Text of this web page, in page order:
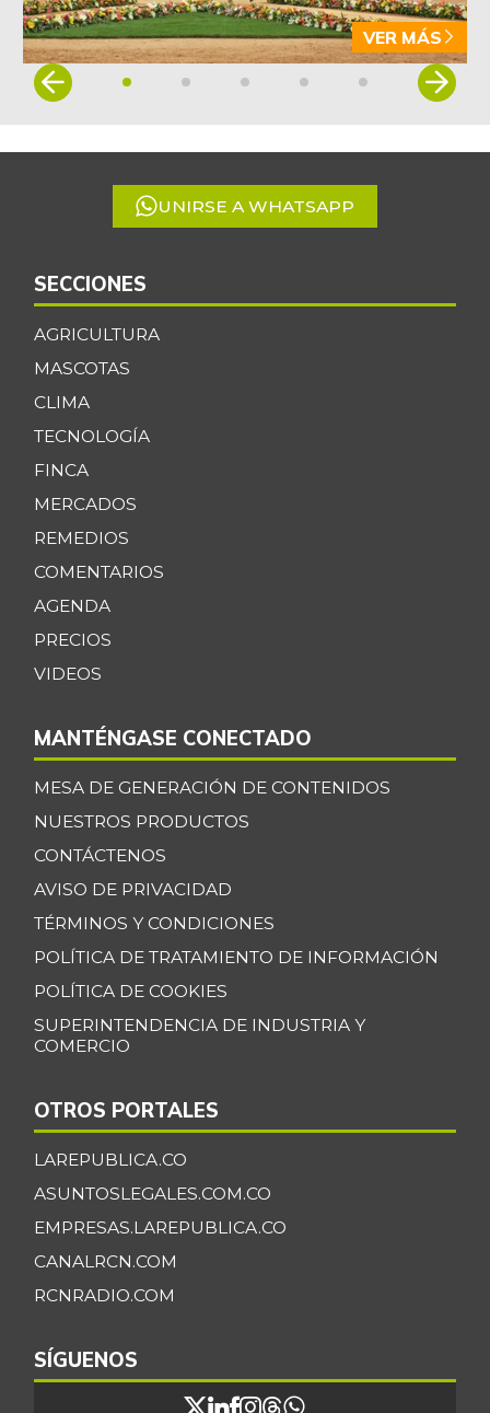
VER MÁS
Item
5
UNIRSE A WHATSAPP
SECCIONES
AGRICULTURA
MASCOTAS
CLIMA
TECNOLOGÍA
FINCA
MERCADOS
REMEDIOS
COMENTARIOS
AGENDA
PRECIOS
VIDEOS
MANTÉNGASE CONECTADO
MESA DE GENERACIÓN DE CONTENIDOS
NUESTROS PRODUCTOS
CONTÁCTENOS
AVISO DE PRIVACIDAD
TÉRMINOS Y CONDICIONES
POLÍTICA DE TRATAMIENTO DE INFORMACIÓN
POLÍTICA DE COOKIES
SUPERINTENDENCIA DE INDUSTRIA Y
COMERCIO
OTROS PORTALES
LAREPUBLICA.CO
ASUNTOSLEGALES.COM.CO
EMPRESAS.LAREPUBLICA.CO
CANALRCN.COM
RCNRADIO.COM
SÍGUENOS